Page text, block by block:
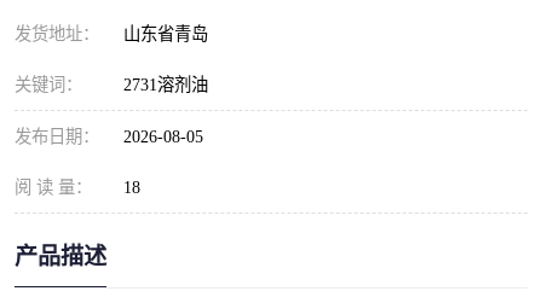
发货地址： 山东省青岛
关键词： 2731溶剂油
发布日期： 2026-08-05
阅 读 量： 18
产品描述